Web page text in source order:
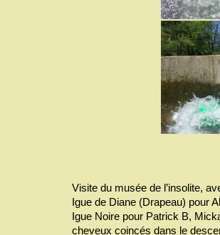
Visite du musée de l’insolite,
Igue de Diane (Drapeau) pour
Igue Noire pour Patrick B,
cheveux coincés dans le